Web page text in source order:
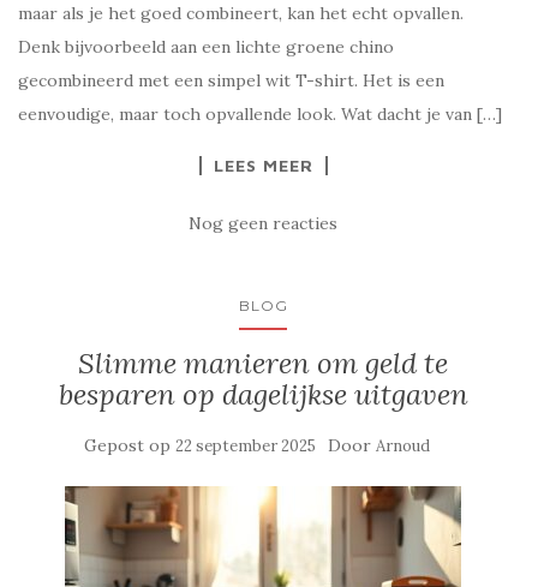
maar als je het goed combineert, kan het echt opvallen.
Denk bijvoorbeeld aan een lichte groene chino
gecombineerd met een simpel wit T-shirt. Het is een
eenvoudige, maar toch opvallende look. Wat dacht je van […]
LEES MEER
Nog geen reacties
BLOG
Slimme manieren om geld te
besparen op dagelijkse uitgaven
Gepost op 22 september 2025 Door Arnoud